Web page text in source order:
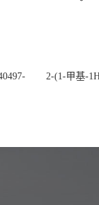
2-(1-甲基-